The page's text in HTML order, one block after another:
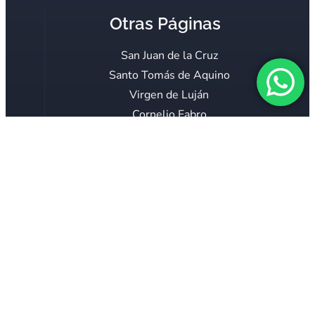
Otras Páginas
San Juan de la Cruz
Santo Tomás de Aquino
Virgen de Luján
Cornelio Fabro